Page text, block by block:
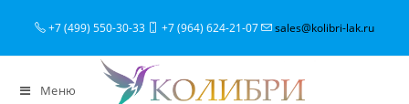
+7 (499) 550-30-33 +7 (964) 624-21-07 sales@kolibri-lak.ru
Меню